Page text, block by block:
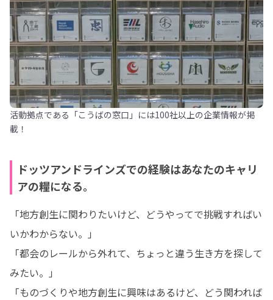
活動拠点である「こうばの窓口」には100社以上の企業情報が掲
載！
ドッツアンドラインズでの経験はあなたのキャリ
アの糧になる。
「地方創生に関わりたいけど、どうやってで挑戦すればい
いかわからない。」
「都会のレールから外れて、ちょっと違う生き方を探して
みたい。」
「ものづくりや地方創生に興味はあるけど、どう関われば